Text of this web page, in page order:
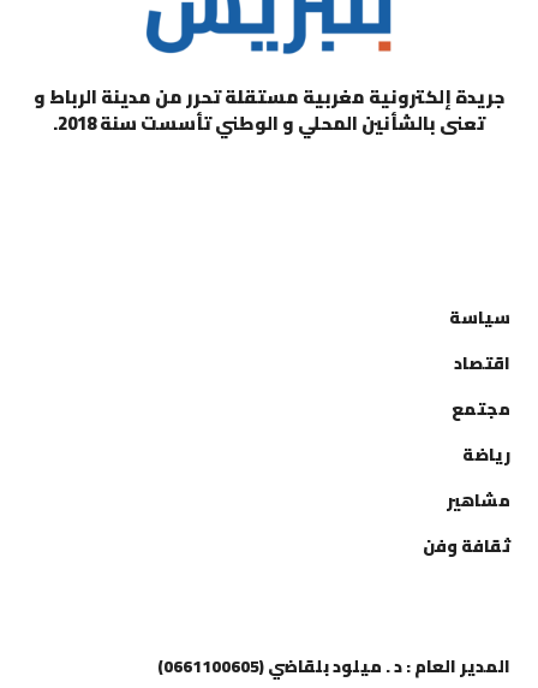
جريدة إلكترونية مغربية مستقلة تحرر من مدينة الرباط و
تعنى بالشأنين المحلي و الوطني تأسست سنة 2018.
سياسة
اقتصاد
مجتمع
رياضة
مشاهير
ثقافة وفن
المدير العام : د . ميلود بلقاضي (0661100605)